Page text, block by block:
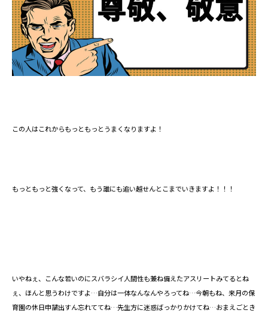
この人はこれからもっともっとうまくなりますよ！
もっともっと強くなって、もう誰にも追い越せんとこまでいきますよ！！！
いやねぇ、こんな若いのにスバラシイ人間性も兼ね備えたアスリートみてるとね
ぇ、ほんと思うわけですよ…自分は一体なんなんやろってね…今朝もね、来月の保
育園の休日申請出すん忘れててね…先生方に迷惑ばっかりかけてね…おまえごとき